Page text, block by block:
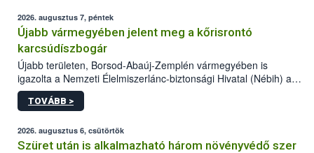
2026. augusztus 7, péntek
Újabb vármegyében jelent meg a kőrisrontó
karcsúdíszbogár
Újabb területen, Borsod-Abaúj-Zemplén vármegyében is
igazolta a Nemzeti Élelmiszerlánc-biztonsági Hivatal (Nébih) a
kőrisrontó karcsúdíszbogár (Agrilus planipennis) jelenlétét. A
kártevőt nem csak színcsapdában találták meg, de már fertőzött
az intenzív felderítést, emellett az intézkedéseket a szlovák
hatósággal is összehangolják a terjedés megállítása érdekében.
TOVÁBB >
2026. augusztus 6, csütörtök
Szüret után is alkalmazható három növényvédő szer